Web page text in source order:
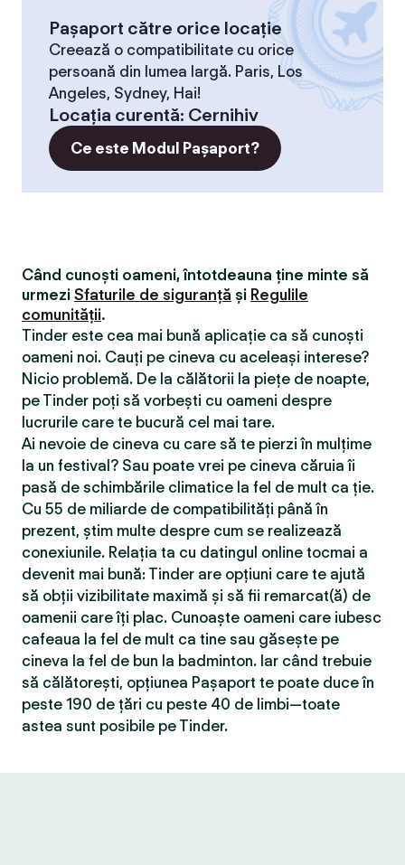
Pașaport către orice locație
Creează o compatibilitate cu orice
persoană din lumea largă. Paris, Los
Angeles, Sydney, Hai!
Locaţia curentă: Cernihiv
Ce este Modul Pașaport?
Când cunoști oameni, întotdeauna ține minte să
urmezi Sfaturile de siguranță și Regulile
comunității.
Tinder este cea mai bună aplicație ca să cunoști
oameni noi. Cauți pe cineva cu aceleași interese?
Nicio problemă. De la călătorii la piețe de noapte,
pe Tinder poți să vorbești cu oameni despre
lucrurile care te bucură cel mai tare.
Ai nevoie de cineva cu care să te pierzi în mulțime
la un festival? Sau poate vrei pe cineva căruia îi
pasă de schimbările climatice la fel de mult ca ție.
Cu 55 de miliarde de compatibilităţi până în
prezent, știm multe despre cum se realizează
conexiunile. Relația ta cu datingul online tocmai a
devenit mai bună: Tinder are opțiuni care te ajută
să obții vizibilitate maximă și să fii remarcat(ă) de
oamenii care îți plac. Cunoaște oameni care iubesc
cafeaua la fel de mult ca tine sau găsește pe
cineva la fel de bun la badminton. Iar când trebuie
să călătorești, opțiunea Pașaport te poate duce în
peste 190 de țări cu peste 40 de limbi—toate
astea sunt posibile pe Tinder.